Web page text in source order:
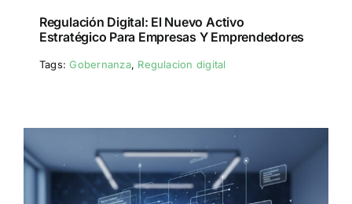
Regulación Digital: El Nuevo Activo
Estratégico Para Empresas Y Emprendedores
Tags:Gobernanza, Regulacion digital